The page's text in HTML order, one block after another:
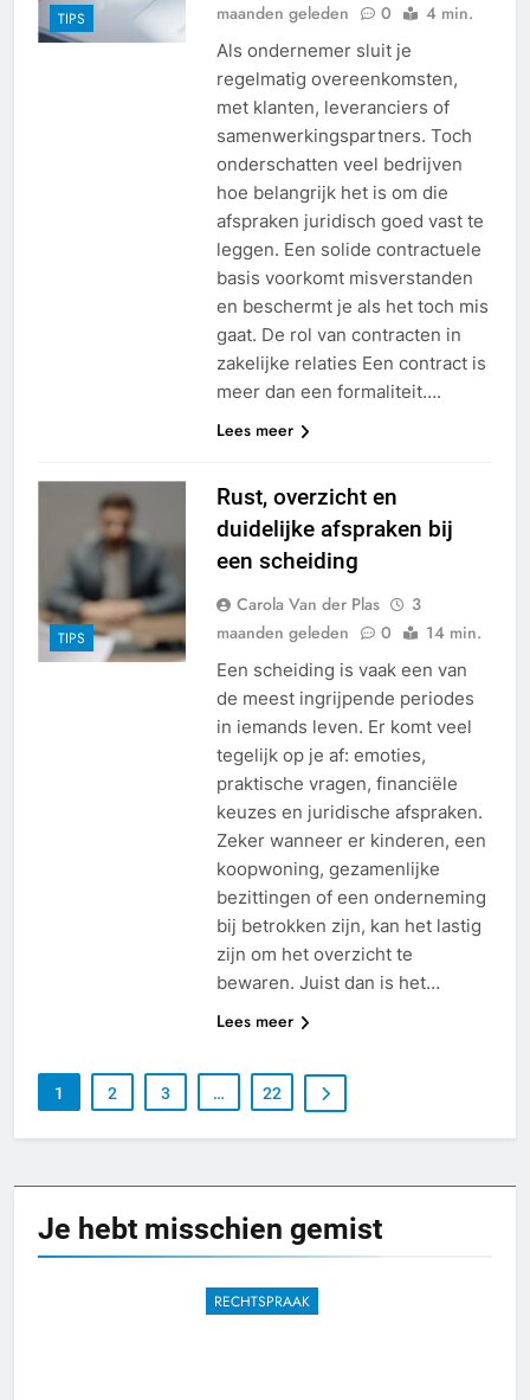
TIPS
maanden geleden
0 4 min.
Als ondernemer sluit je
regelmatig overeenkomsten,
met klanten, leveranciers of
samenwerkingspartners. Toch
onderschatten veel bedrijven
hoe belangrijk het is om die
afspraken juridisch goed vast te
leggen. Een solide contractuele
basis voorkomt misverstanden
en beschermt je als het toch mis
gaat. De rol van contracten in
zakelijke relaties Een contract is
meer dan een formaliteit….
Lees meer
TIPS
Rust, overzicht en
duidelijke afspraken bij
een scheiding
Carola Van der Plas
3
maanden geleden
0 14 min.
Een scheiding is vaak een van
de meest ingrijpende periodes
in iemands leven. Er komt veel
tegelijk op je af: emoties,
praktische vragen, financiële
keuzes en juridische afspraken.
Zeker wanneer er kinderen, een
koopwoning, gezamenlijke
bezittingen of een onderneming
bij betrokken zijn, kan het lastig
zijn om het overzicht te
bewaren. Juist dan is het…
Lees meer
1 2 3 … 22
Je hebt misschien gemist
RECHTSPRAAK